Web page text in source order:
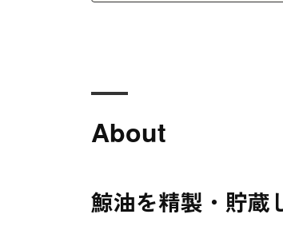
About
鯨油を精製・貯蔵